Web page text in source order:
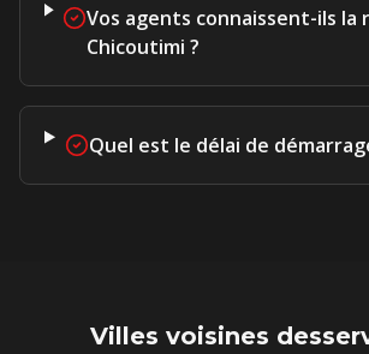
Vos agents connaissent-ils la
Chicoutimi ?
Quel est le délai de
Villes voisines